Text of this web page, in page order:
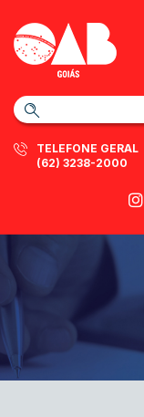
TELEFONE GERAL
(62) 3238-2000